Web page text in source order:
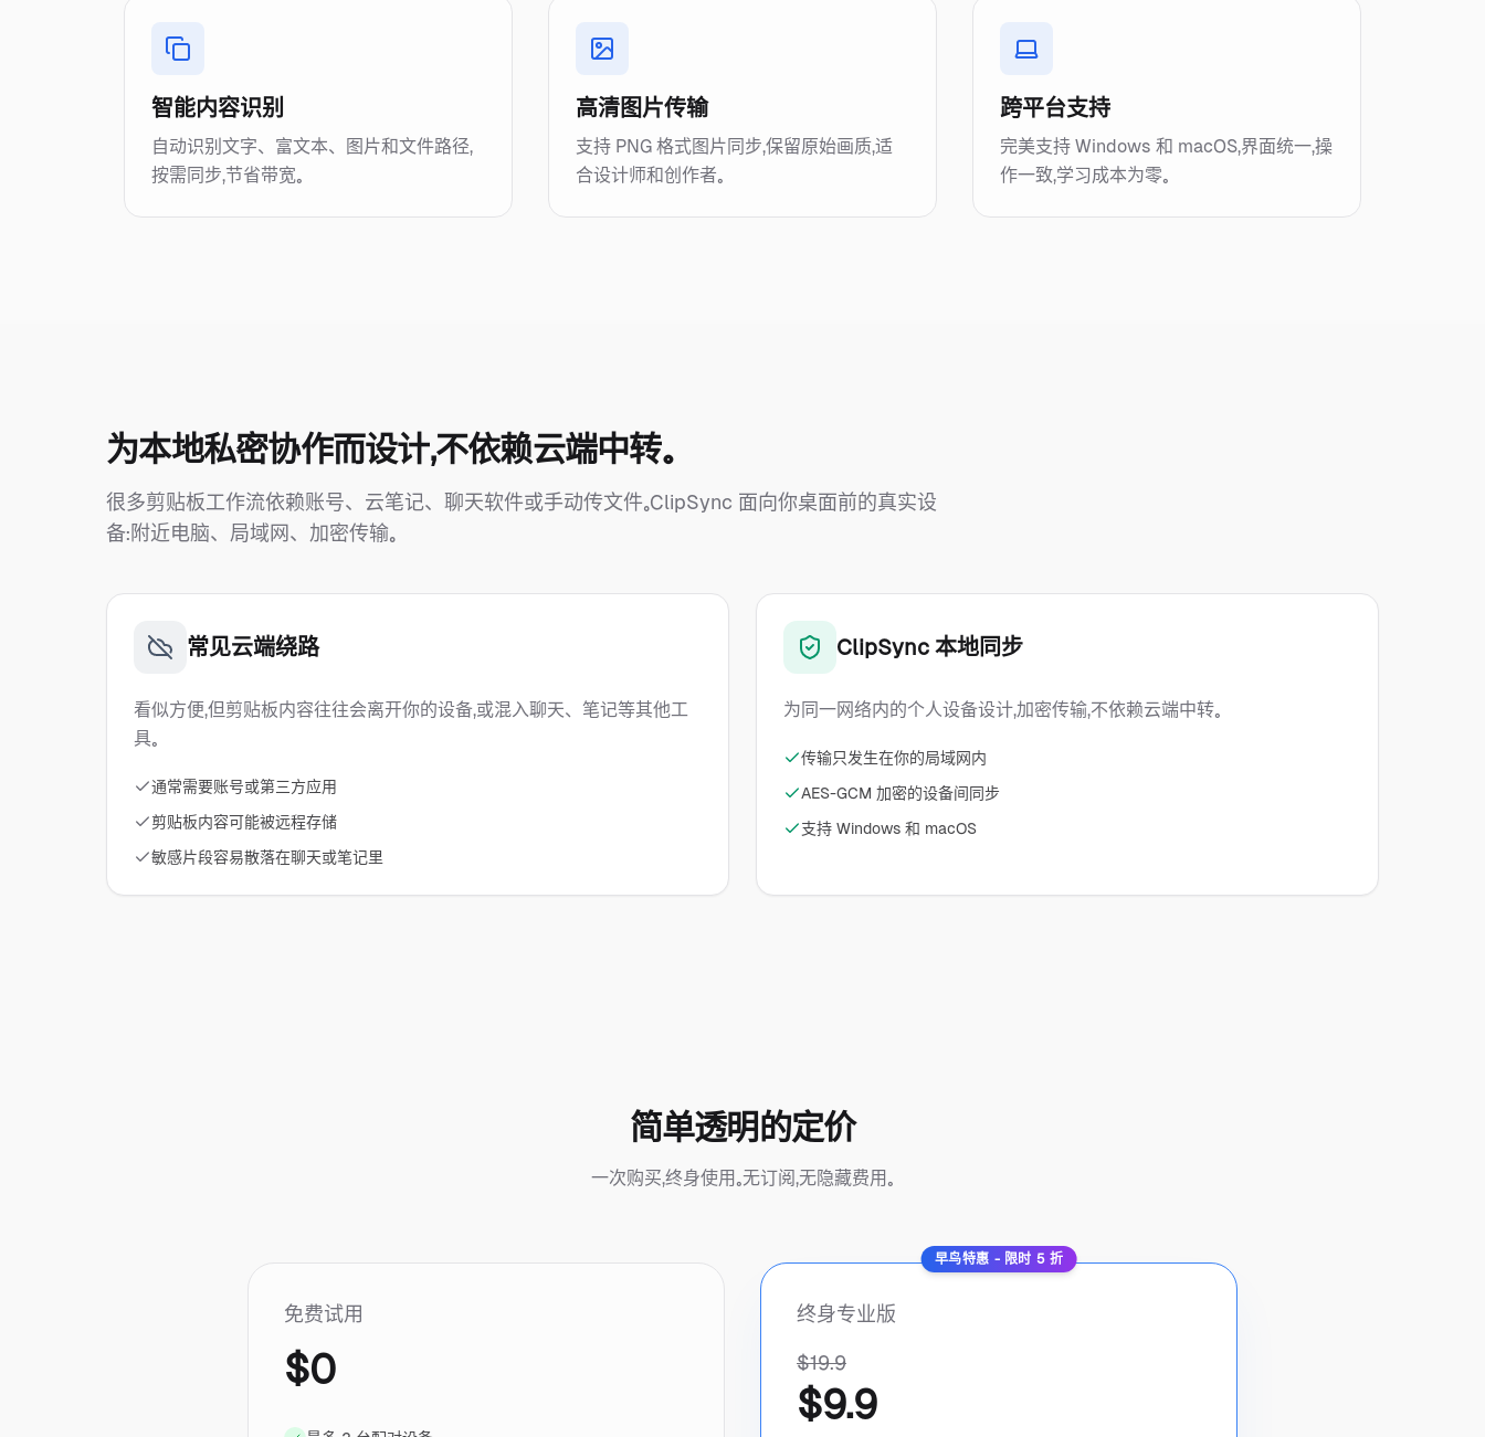
智能内容识别
自动识别文字、富文本、图片和文件路径，
按需同步，节省带宽。
高清图片传输
支持 PNG 格式图片同步，保留原始画质，适
合设计师和创作者。
跨平台支持
完美支持 Windows 和 macOS，界面统一，操
作一致，学习成本为零。
为本地私密协作而设计，不依赖云端中转。
很多剪贴板工作流依赖账号、云笔记、聊天软件或手动传文件。ClipSync 面向你桌面前的真实设
备：附近电脑、局域网、加密传输。
常见云端绕路
看似方便，但剪贴板内容往往会离开你的设备，或混入聊天、笔记等其他工
具。
通常需要账号或第三方应用
剪贴板内容可能被远程存储
敏感片段容易散落在聊天或笔记里
ClipSync 本地同步
为同一网络内的个人设备设计，加密传输，不依赖云端中转。
传输只发生在你的局域网内
AES-GCM 加密的设备间同步
支持 Windows 和 macOS
简单透明的定价
一次购买，终身使用。无订阅，无隐藏费用。
免费试用
$0
早鸟特惠 - 限时 5 折
终身专业版
$19.9
$9.9